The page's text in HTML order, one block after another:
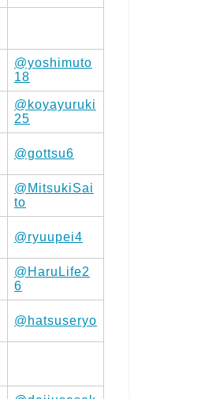
@yoshimuto
18
@koyayuruki
25
@gottsu6
@MitsukiSai
to
@ryuupei4
@HaruLife2
6
@hatsuseryo